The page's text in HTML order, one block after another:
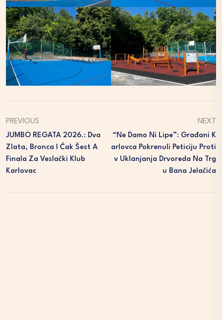
PREVIOUS
JUMBO REGATA 2026.: Dva
Zlata, Bronca I Čak Šest A
Finala Za Veslački Klub
Karlovac
NEXT
“Ne Damo Ni Lipe”: Građani K
Arlovca Pokrenuli Peticiju Proti
V Uklanjanja Drvoreda Na Trg
U Bana Jelačića